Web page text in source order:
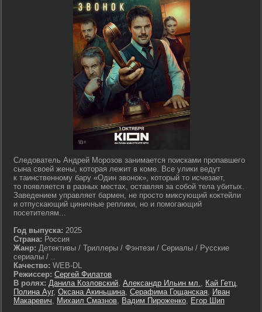
Следователь Андрей Морозов занимается поисками пропавшего
сына своей жены, которая лежит в коме. Все улики ведут
к таинственному бару «Один звонок», который то исчезает,
то появляется в разных местах, оставляя за собой тела убитых.
Заведением управляет бармен, не просто миксующий коктейли
и отпускающий циничные реплики, но и помогающий
посетителям...
Год выпуска: 2025
Страна: Россия
Жанр: Детективы / Триллеры / Фэнтези / Сериалы / Русские
сериалы / ..
Качество: WEB-DL
Режиссер: Сергей Филатов
В ролях: Данила Козловский, Александр Ильин мл., Кай Гетц,
Полина Ауг, Оксана Акиньшина, Серафима Гощанская, Иван
Макаревич, Михаил Смазнов, Вадим Пироженко, Егор Шип